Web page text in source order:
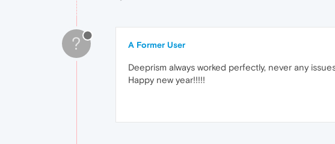
? A Former User
Deeprism always worked perfectly, never any
Happy new year!!!!!